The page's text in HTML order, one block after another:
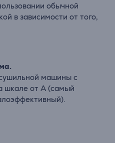
обычной
в зависимости от того,
машины с
шкале от A (самый